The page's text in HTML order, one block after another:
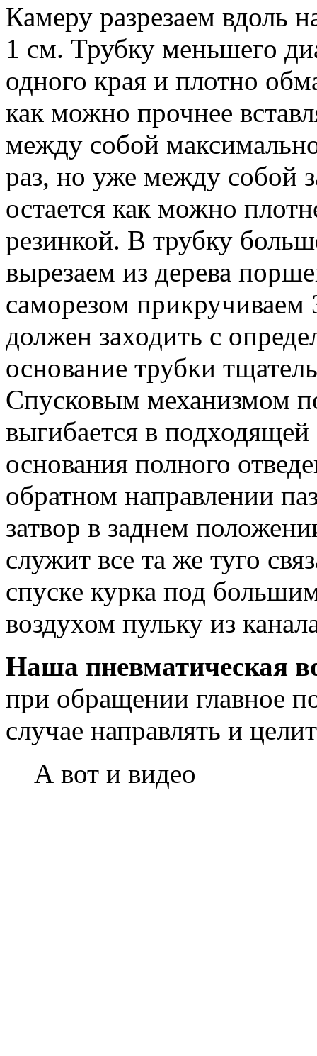
Камеру разрезаем вдоль
1 см. Трубку меньшего
одного края и плотно
как можно прочнее
между собой
раз, но уже между собой
остается как можно
резинкой. В трубку
вырезаем из дерева
саморезом
должен заходить с
основание трубки
Спусковым механизмом
выгибается в
основания полного
обратном направлении
затвор в заднем
служит все та же туго
спуске курка под
воздухом пульку из
Наша пневматическая
при обращении главное
случае направлять и
А вот и видео